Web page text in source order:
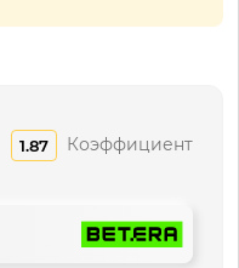
1.87 Коэффициент